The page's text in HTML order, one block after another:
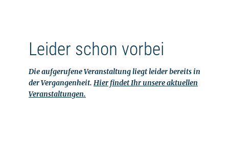
Leider schon vorbei
Die aufgerufene Veranstaltung liegt leider bereits in
der Vergangenheit. Hier findet Ihr unsere aktuellen
Veranstaltungen.